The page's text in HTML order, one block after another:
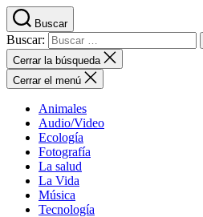
Buscar
Buscar:
Cerrar la búsqueda
Cerrar el menú
Animales
Audio/Video
Ecología
Fotografía
La salud
La Vida
Música
Tecnología